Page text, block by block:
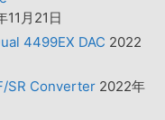
11月21日
4499EX DAC 2022
SR Converter 2022年